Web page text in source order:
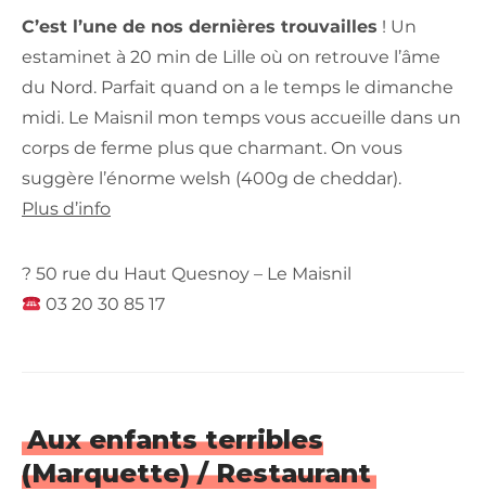
C’est l’une de nos dernières trouvailles ! Un
estaminet à 20 min de Lille où on retrouve l’âme
du Nord. Parfait quand on a le temps le dimanche
midi. Le Maisnil mon temps vous accueille dans un
corps de ferme plus que charmant. On vous
suggère l’énorme welsh (400g de cheddar).
Plus d’info
? 50 rue du Haut Quesnoy – Le Maisnil
03 20 30 85 17
Aux enfants terribles
(Marquette) / Restaurant